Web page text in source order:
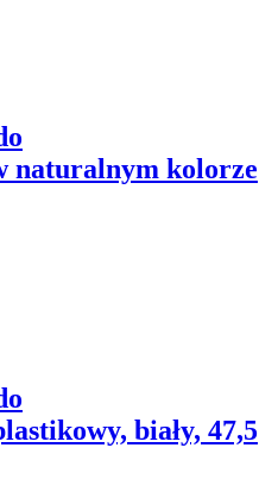
naturalnym kolorze
biały, 47,5